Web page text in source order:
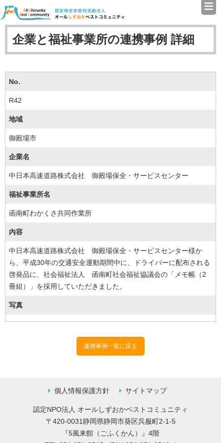
認定特定非営利活動法人（
≡
企業と福祉事業所の連携事例 詳細
No.
R42
地域
御殿場市
企業名
中日本高速道路株式会社 御殿場保全・サービスセンター
福祉事業所名
函南町わかくさ共同作業所
内容
中日本高速道路株式会社 御殿場保全・サービスセンター様か
ら、平成30年の交通安全運動期間中に、ドライバーに配布される
啓発品に、社会福祉法人 函南町社会福祉協議会の「メモ帳（2
冊組）」を採用していただきました。
写真
連携事例一覧に戻る
個人情報保護方針 サイトマップ
認定NPO法人 オールしずおかベストコミュニティ
〒420-0031静岡県静岡市葵区呉服町2-1-5
『5風来館（ごふくかん）』4階